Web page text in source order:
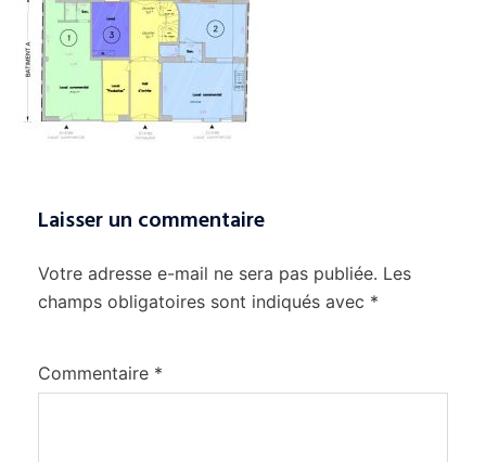
Laisser un commentaire
Votre adresse e-mail ne sera pas publiée. Les
champs obligatoires sont indiqués avec *
Commentaire *